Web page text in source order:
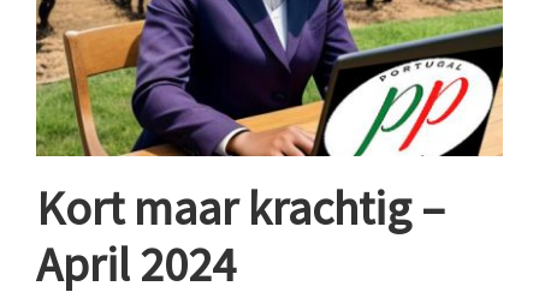
Kort maar krachtig –
April 2024